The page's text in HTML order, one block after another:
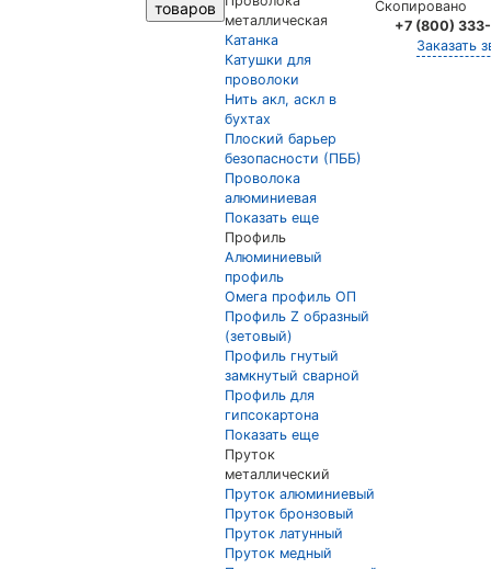
товаров
металлическая
Катанка
Катушки для
проволоки
Нить акл, аскл в
бухтах
Плоский барьер
безопасности (ПББ)
Проволока
алюминиевая
Показать еще
Профиль
Алюминиевый
профиль
Омега профиль ОП
Профиль Z образный
(зетовый)
Профиль гнутый
замкнутый сварной
Профиль для
гипсокартона
Показать еще
Пруток
металлический
Пруток алюминиевый
Пруток бронзовый
Пруток латунный
Пруток медный
Скопировано
+7 (800)
Заказать